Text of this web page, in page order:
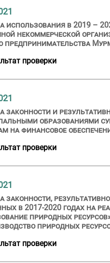
использования в 2019 –
некоммерческой
предпринимательства
проверки
законности и
образованиями
на финансовое
проверки
законности,
в 2017-2020 годах на
природных
природных
проверки